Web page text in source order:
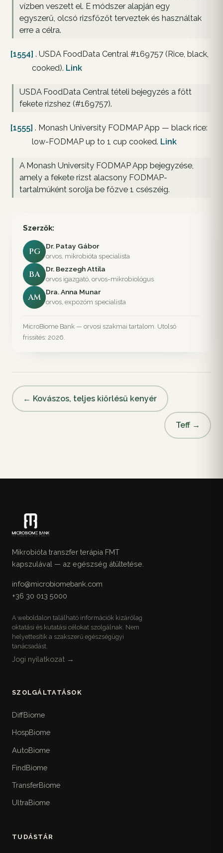
vízben veszett el. E módszer alapján egy
egyszerű, olcsó rizsfőzőt terveztek és használtak
erre a célra.
[1554] . USDA FoodData Central #169757 (Rice, black,
cooked). Link
USDA FoodData Central tételi bejegyzés a főtt
fekete rizshez (#169757).
[1555] . Monash University FODMAP App — black rice:
low-FODMAP up to 1 cup cooked. Link
A Monash University FODMAP App bejegyzése,
amely a fekete rizst alacsony FODMAP-
tartalmúként sorolja be főzve 1 csészéig.
Szerzők:
PG
Dr. Patay Gábor
orvos, mikrobióta specialista
BA
Dr. Bezzegh Attila
orvos igazgató, orvos-mikrobiológus
AM
Dra. Anna Munar
orvos, expozóm specialista
MicroBiome Bank — orvosi szakmai tartalom. Utolsó
frissítés: 2026.
← Kovászos, teljes kiőrlésű kenyér
Teff →
Mikrobióta transzfer terápia FMT
kapszulával — az egészség átültetése.
info@microbiomebank.com
+36 30 013 5000
A weboldalon található információk kizárólag
oktatási és kutatási célokat szolgálnak. Nem
helyettesítik a szakszerű egészségügyi
tanácsadást.
Jogi nyilatkozat →
SZOLGÁLTATÁSOK
DiffBiome
HospBiome
AutoBiome
FindBiome
TransferBiome
UltraBiome
TUDÁSTÁR